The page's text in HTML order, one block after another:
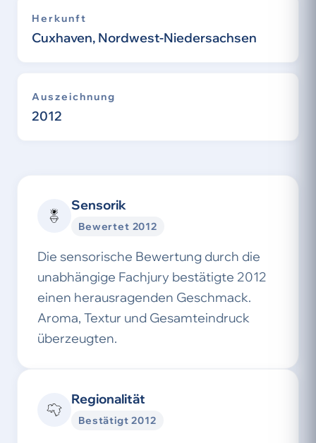
Herkunft
Cuxhaven, Nordwest-Niedersachsen
Auszeichnung
2012
Sensorik
Bewertet 2012
Die sensorische Bewertung durch die
unabhängige Fachjury bestätigte 2012
einen herausragenden Geschmack.
Aroma, Textur und Gesamteindruck
überzeugten.
Regionalität
Bestätigt 2012